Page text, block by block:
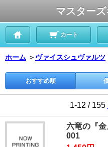
マスター
カート
ホーム ＞ ヴァイスシュヴァルツ
おすすめ順
1-12 / 155
六竜の『
001